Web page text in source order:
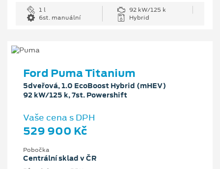
1 l
92 kW/125 k
6st. manuální
Hybrid
Ford Puma Titanium
5dveřová, 1.0 EcoBoost Hybrid (mHEV)
92 kW/125 k, 7st. Powershift
Vaše cena s DPH
529 900 Kč
Pobočka
Centrální sklad v ČR